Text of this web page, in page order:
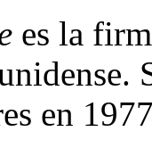
es la
en